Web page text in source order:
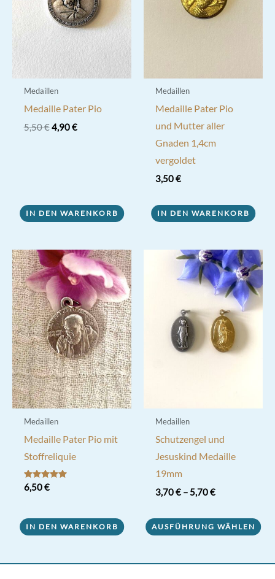
werden
Medaillen
Medaille Pater Pio
5,50€ Ursprünglicher
4,90€Aktueller
IN DEN WARENKORB
Medaillen
Medaille Pater Pio
und Mutter aller
Gnaden 1,4cm
vergoldet
3,50€
IN DEN WARENKORB
Medaillen
Medaille Pater Pio mit
Stoffreliquie
Bewertet mit
5.00
6,50€
IN DEN WARENKORB
Medaillen
Schutzengel und
Jesuskind Medaille
19mm
3,70€– 5,70€
AUSFÜHRUNG WÄHLEN
Produkt
mehrere